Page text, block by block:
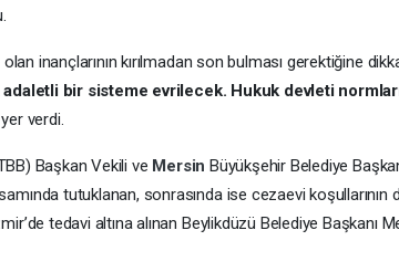
inançlarının kırılmadan son bulması gerektiğine
adaletli bir sisteme evrilecek. Hukuk devleti
verdi.
Başkan Vekili ve Mersin Büyükşehir Belediye
tutuklanan, sonrasında ise cezaevi koşullarının
tedavi altına alınan Beylikdüzü Belediye Başkanı